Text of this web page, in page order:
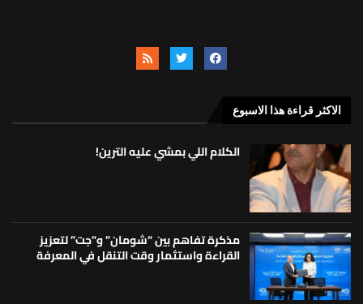
الاكثر قراءة هذا الاسبوع
الكلام اللي بمشي عليه الترين!
مذكرة تفاهم بين “شومان” و”جت” لتعزيز
القراءة واستثمار وقت التنقل في المعرفة